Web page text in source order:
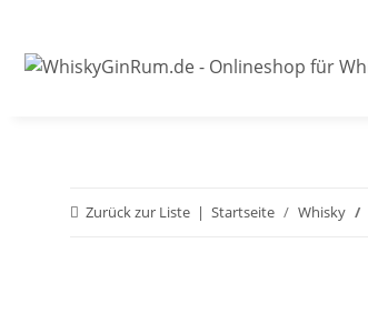
Zurück zur Liste Startseite Whisky